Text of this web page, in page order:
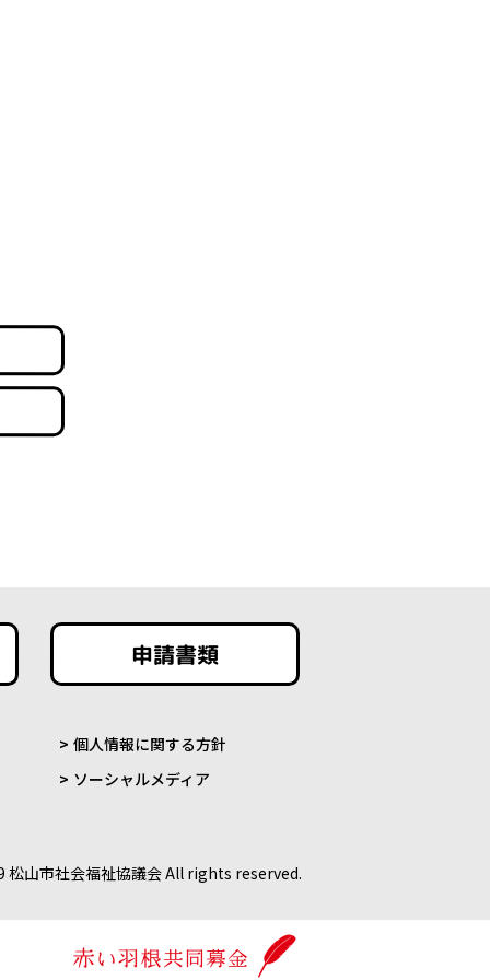
申請書類
個人情報に関する方針
ソーシャルメディア
松山市社会福祉協議会 All rights reserved.